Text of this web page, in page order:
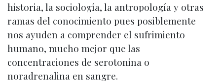
historia, la sociología, la antropología y otras
ramas del conocimiento pues posiblemente
nos ayuden a comprender el sufrimiento
humano, mucho mejor que las
concentraciones de serotonina o
noradrenalina en sangre.